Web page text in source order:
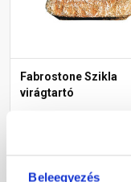
Beleegyezés
Fabrostone Szikla
virágtartó